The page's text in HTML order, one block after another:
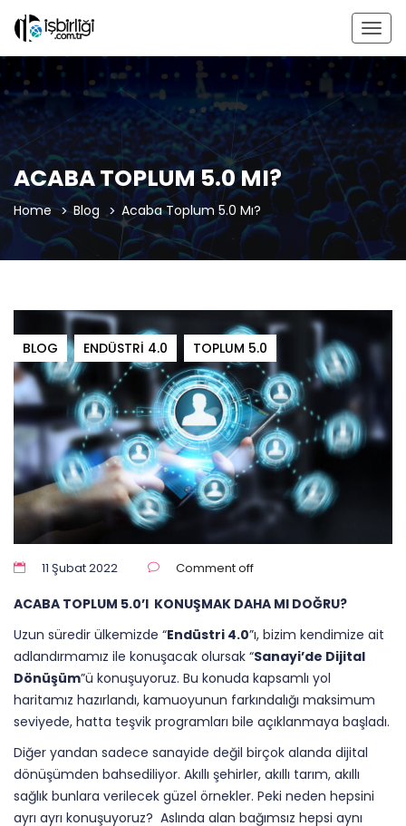
ACABA TOPLUM 5.0 MI?
Home Blog Acaba Toplum 5.0 Mı?
BLOG ENDÜSTRI 4.0 TOPLUM 5.0
11 Şubat 2022 Comment off
ACABA TOPLUM 5.0’I KONUŞMAK DAHA MI DOĞRU?
Uzun süredir ülkemizde “Endüstri 4.0”ı, bizim kendimize ait
adlandırmamız ile konuşacak olursak “Sanayi’de Dijital
Dönüşüm”ü konuşuyoruz. Bu konuda kapsamlı yol
haritamız hazırlandı, kamuoyunun farkındalığı maksimum
seviyede, hatta teşvik programları bile açıklanmaya başladı.
Diğer yandan sadece sanayide değil birçok alanda dijital
dönüşümden bahsediliyor. Akıllı şehirler, akıllı tarım, akıllı
sağlık bunlara verilecek güzel örnekler. Peki neden hepsini
ayrı ayrı konuşuyoruz? Aslında alan bağımsız hepsi aynı